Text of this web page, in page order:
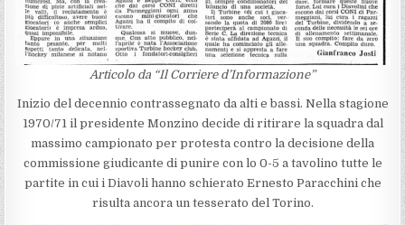
Articolo da “Il Corriere d’Informazione”
Inizio del decennio contrassegnato da alti e bassi. Nella stagione
1970/71 il presidente Monzino decide di ritirare la squadra dal
massimo campionato per protesta contro la decisione della
commissione giudicante di punire con lo 0-5 a tavolino tutte le
partite in cui i Diavoli hanno schierato Ernesto Paracchini che
risulta ancora un tesserato del Torino.